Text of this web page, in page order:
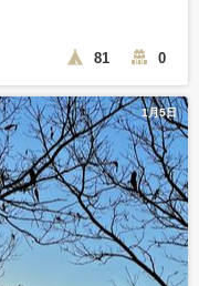
81 0
1月5日